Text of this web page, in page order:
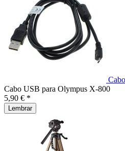
Cabo USB para Olympus X-800
5,90 € *
Lembrar